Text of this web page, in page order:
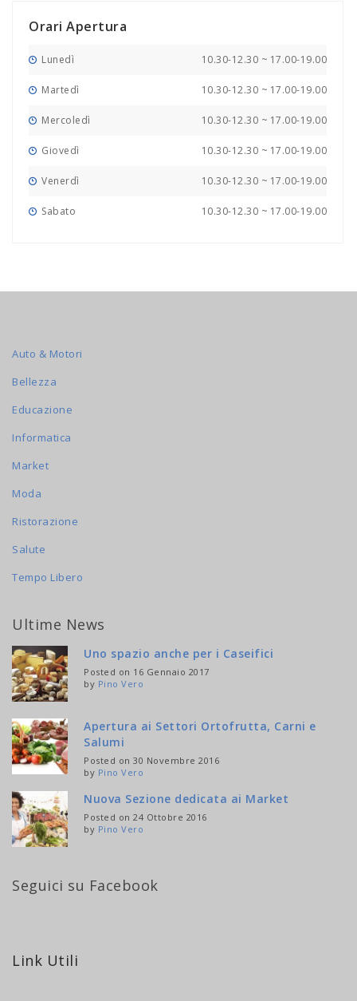
Orari Apertura
Lunedì 10.30-12.30 ~ 17.00-19.00
Martedì 10.30-12.30 ~ 17.00-19.00
Mercoledì 10.30-12.30 ~ 17.00-19.00
Giovedì 10.30-12.30 ~ 17.00-19.00
Venerdì 10.30-12.30 ~ 17.00-19.00
Sabato 10.30-12.30 ~ 17.00-19.00
Auto & Motori
Bellezza
Educazione
Informatica
Market
Moda
Ristorazione
Salute
Tempo Libero
Ultime News
Uno spazio anche per i Caseifici
Posted on 16 Gennaio 2017
by Pino Vero
Apertura ai Settori Ortofrutta, Carni e
Salumi
Posted on 30 Novembre 2016
by Pino Vero
Nuova Sezione dedicata ai Market
Posted on 24 Ottobre 2016
by Pino Vero
Seguici su Facebook
Link Utili